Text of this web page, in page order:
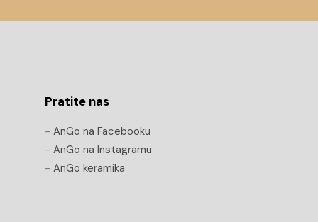
Pratite nas
- AnGo na Facebooku
- AnGo na Instagramu
- AnGo keramika